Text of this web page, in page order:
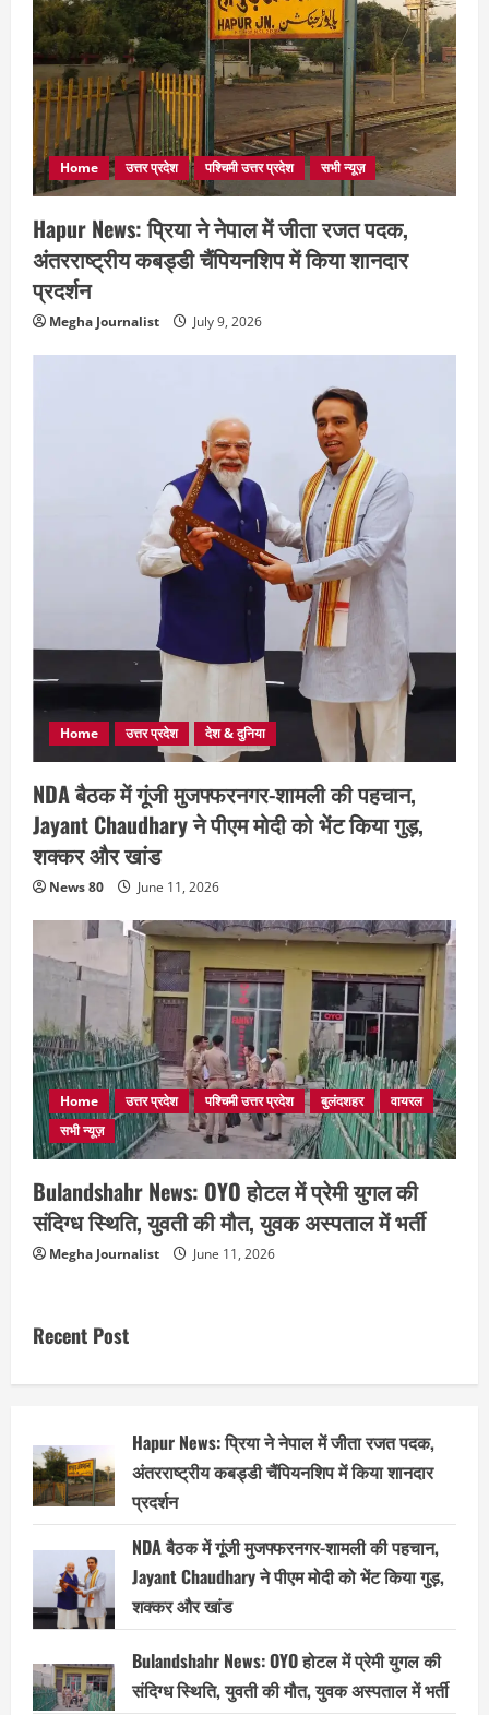
Home उत्तर प्रदेश पश्चिमी उत्तर प्रदेश सभी न्यूज़
Hapur News: प्रिया ने नेपाल में जीता रजत पदक,
अंतरराष्ट्रीय कबड्डी चैंपियनशिप में किया शानदार
प्रदर्शन
Megha Journalist July 9, 2026
Home उत्तर प्रदेश देश & दुनिया
NDA बैठक में गूंजी मुजफ्फरनगर-शामली की पहचान,
Jayant Chaudhary ने पीएम मोदी को भेंट किया गुड़,
शक्कर और खांड
News 80 June 11, 2026
Home उत्तर प्रदेश पश्चिमी उत्तर प्रदेश बुलंदशहर
वायरल
सभी न्यूज़
Bulandshahr News: OYO होटल में प्रेमी युगल की
संदिग्ध स्थिति, युवती की मौत, युवक अस्पताल में भर्ती
Megha Journalist June 11, 2026
Recent Post
Hapur News: प्रिया ने नेपाल में जीता रजत पदक,
अंतरराष्ट्रीय कबड्डी चैंपियनशिप में किया शानदार
प्रदर्शन
NDA बैठक में गूंजी मुजफ्फरनगर-शामली की पहचान,
Jayant Chaudhary ने पीएम मोदी को भेंट किया गुड़,
शक्कर और खांड
Bulandshahr News: OYO होटल में प्रेमी युगल की
संदिग्ध स्थिति, युवती की मौत, युवक अस्पताल में भर्ती